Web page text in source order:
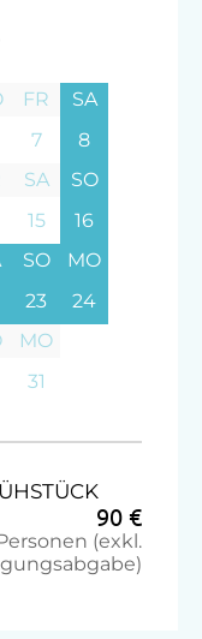
FR
7
SA
8
SA
15
SO
16
SO
23
MO
24
MO
31
90 €
(exkl.